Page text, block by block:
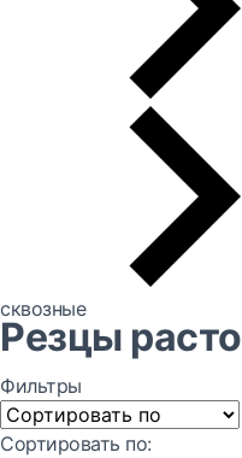
сквозные
Резцы
Фильтры
Сортировать по: